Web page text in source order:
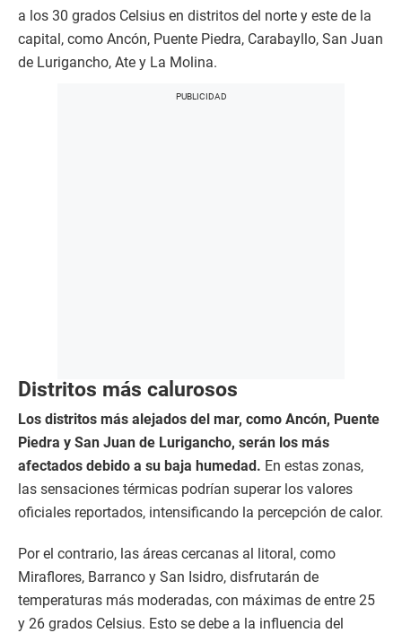
a los 30 grados Celsius en distritos del norte y este de la
capital, como Ancón, Puente Piedra, Carabayllo, San Juan
de Lurigancho, Ate y La Molina.
Distritos más calurosos
Los distritos más alejados del mar, como Ancón, Puente
Piedra y San Juan de Lurigancho, serán los más
afectados debido a su baja humedad. En estas zonas,
las sensaciones térmicas podrían superar los valores
oficiales reportados, intensificando la percepción de calor.
Por el contrario, las áreas cercanas al litoral, como
Miraflores, Barranco y San Isidro, disfrutarán de
temperaturas más moderadas, con máximas de entre 25
y 26 grados Celsius. Esto se debe a la influencia del